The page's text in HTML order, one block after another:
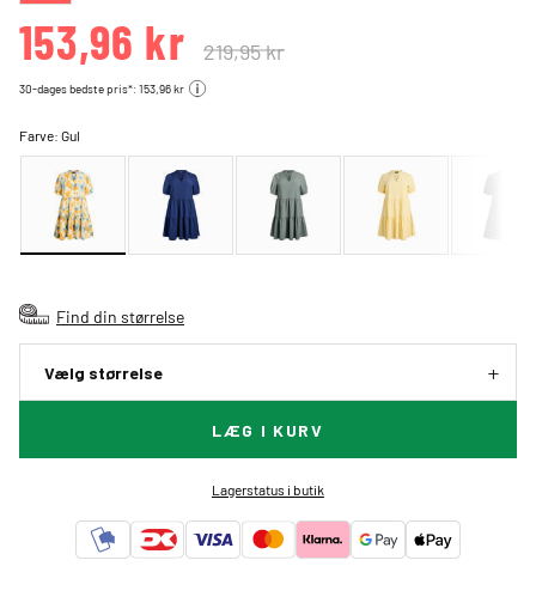
153,96 kr 219,95 kr
30-dages bedste pris*: 153,96 kr
Farve:Gul
Find din størrelse
Vælg størrelse
LÆG I KURV
Lagerstatus i butik